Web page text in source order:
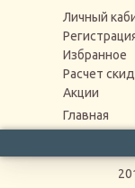
Личный
Избранное
Расчет
Акции
Главная